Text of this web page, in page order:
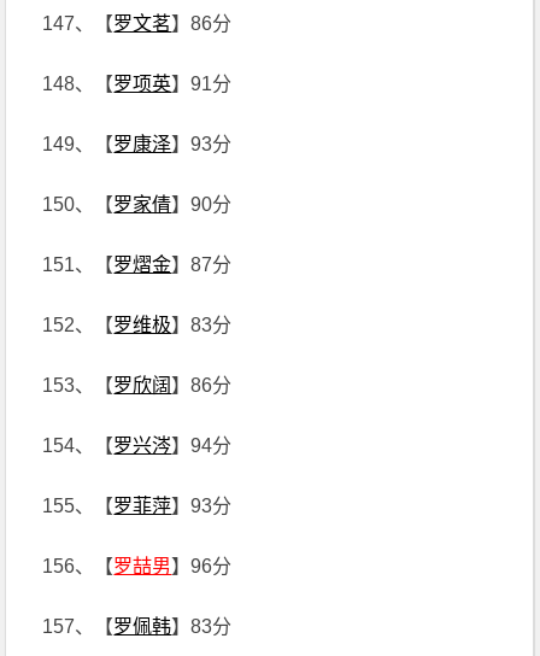
147、【罗文茗】86分
148、【罗项英】91分
149、【罗康泽】93分
150、【罗家倩】90分
151、【罗熠金】87分
152、【罗维极】83分
153、【罗欣阔 】86分
154、【罗兴涔】94分
155、【罗菲萍】93分
156、【罗喆男】96分
157、【罗佩韩】83分